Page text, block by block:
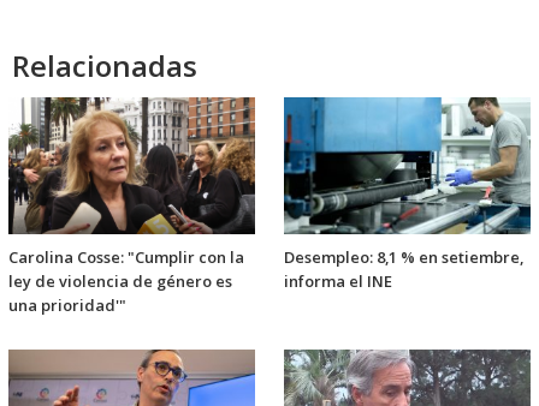
Relacionadas
Carolina Cosse: "Cumplir con la
ley de violencia de género es
una prioridad'"
Desempleo: 8,1 % en setiembre,
informa el INE